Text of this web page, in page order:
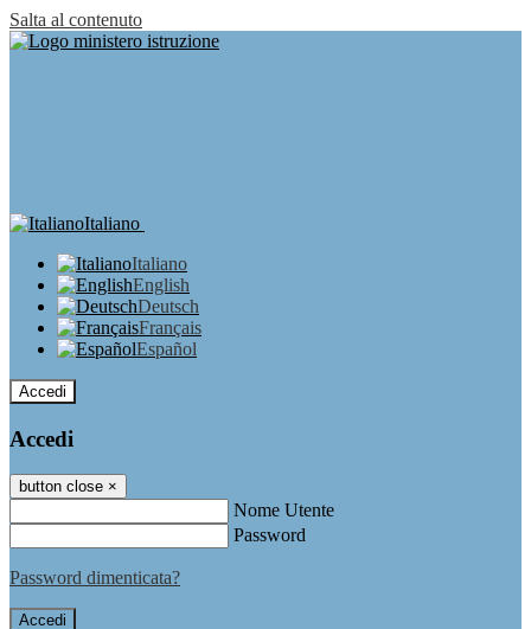
Salta al contenuto
Italiano
Italiano
English
Deutsch
Français
Español
Accedi
Accedi
button close ×
Nome Utente
Password
Password dimenticata?